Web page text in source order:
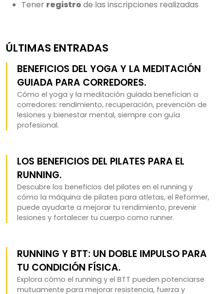
Tener registro de las inscripciones realizadas
ÚLTIMAS ENTRADAS
BENEFICIOS DEL YOGA Y LA MEDITACIÓN
GUIADA PARA CORREDORES.
Cómo el yoga y la meditación guiada benefician a
corredores: rendimiento, recuperación, prevención de
lesiones y bienestar mental, siempre con guía
profesional.
LOS BENEFICIOS DEL PILATES PARA EL
RUNNING.
Descubre los beneficios del pilates en el running y
cómo la máquina de pilates para atletas, el Reformer,
puede ayudarte a mejorar tu rendimiento, prevenir
lesiones y fortalecer tu cuerpo como runner.
RUNNING Y BTT: UN DOBLE IMPULSO PARA
TU CONDICIÓN FÍSICA.
Explora cómo el running y el BTT pueden potenciarse
mutuamente para mejorar resistencia, fuerza y